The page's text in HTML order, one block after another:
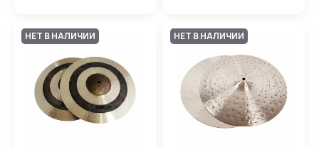
НЕТ В НАЛИЧИИ НЕТ В НАЛИЧИИ